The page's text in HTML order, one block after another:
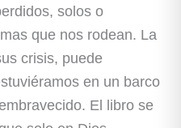
solos o
que nos rodean. La
crisis, puede
en un barco
El libro se